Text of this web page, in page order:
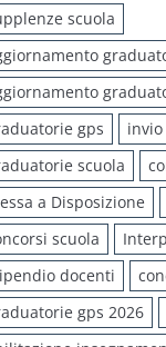
scuola
gps
invio
scuola
a Disposizione
scuola
docenti
gps 2026